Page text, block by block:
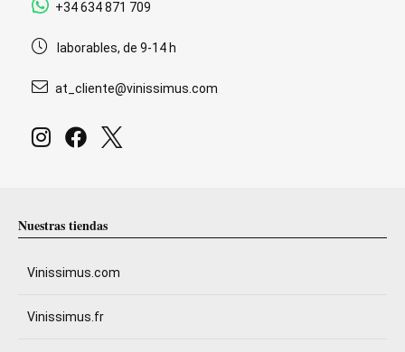
+34 634 871 709
laborables, de 9-14 h
at_cliente@vinissimus.com
Nuestras tiendas
Vinissimus.com
Vinissimus.fr